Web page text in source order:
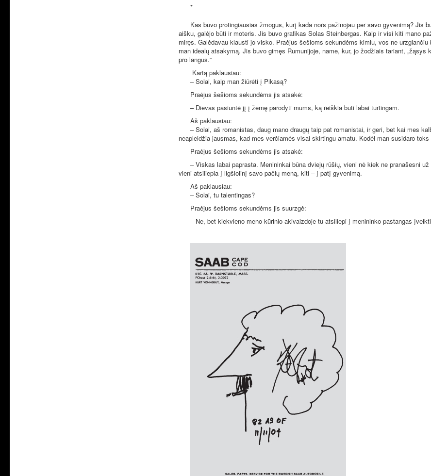
*
Kas buvo protingiausias žmogus, kurį kada nors pažinojau per savo gyvenimą? Jis
aišku, galėjo būti ir moteris. Jis buvo grafikas Solas Steinbergas. Kaip ir visi kiti mano
miręs. Galėdavau klausti jo visko. Praėjus šešioms sekundėms kimiu, vos ne urzgiančiu
man idealų atsakymą. Jis buvo gimęs Rumunijoje, name, kur, jo žodžiais tariant, „žąsys
pro langus.“
Kartą paklausiau:
– Solai, kaip man žiūrėti į Pikasą?
Praėjus šešioms sekundėms jis atsakė:
– Dievas pasiuntė jį į žemę parodyti mums, ką reiškia būti labai turtingam.
Aš paklausiau:
– Solai, aš romanistas, daug mano draugų taip pat romanistai, ir geri, bet kai mes
neapleidžia jausmas, kad mes verčiamės visai skirtingu amatu. Kodėl man susidaro
Praėjus šešioms sekundėms jis atsakė:
– Viskas labai paprasta. Menininkai būna dviejų rūšių, vieni nė kiek ne pranašesni
vieni atsiliepia į ligšiolinį savo pačių meną, kiti – į patį gyvenimą.
Aš paklausiau:
– Solai, tu talentingas?
Praėjus šešioms sekundėms jis suurzgė:
– Ne, bet kiekvieno meno kūrinio akivaizdoje tu atsiliepi į menininko pastangas